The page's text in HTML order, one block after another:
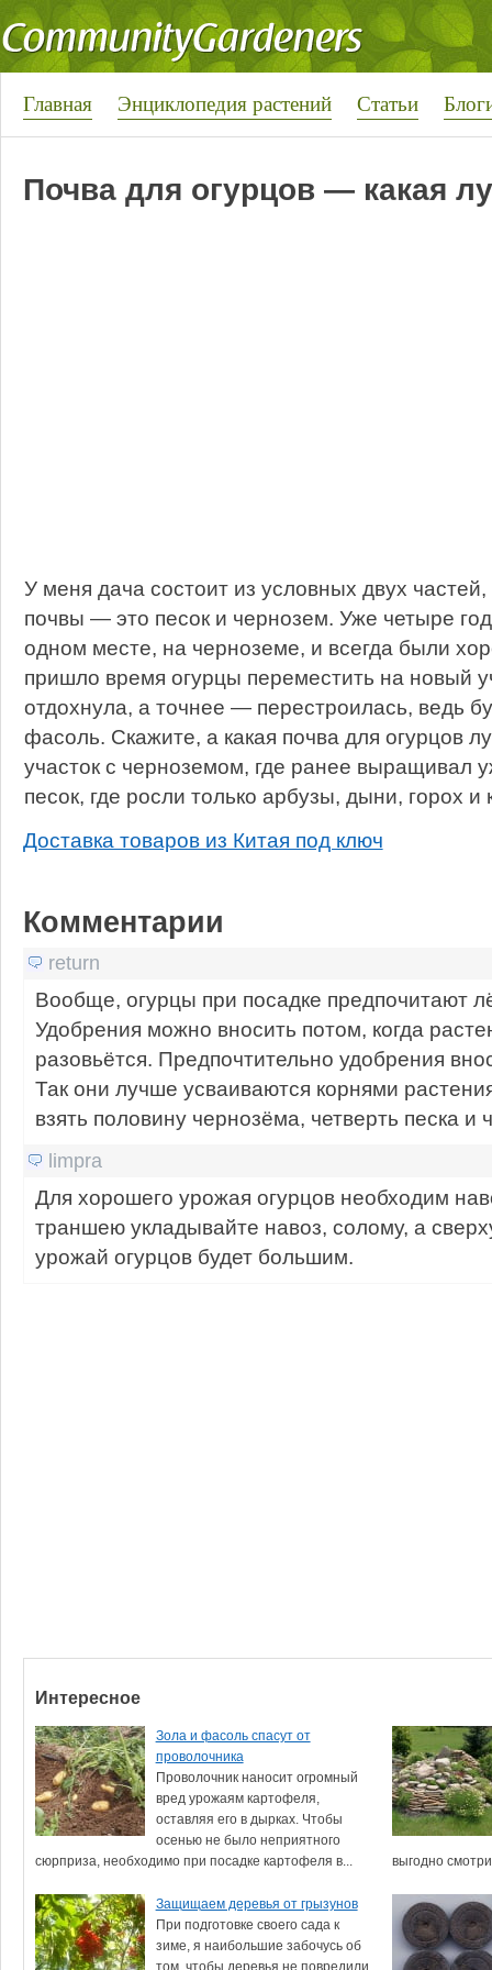
Главная Энциклопедия растений Статьи
Почва для огурцов — какая
У меня дача состоит из условных двух
почвы — это песок и чернозем. Уже четыре
одном месте, на черноземе, и всегда были
пришло время огурцы переместить на новый
отдохнула, а точнее — перестроилась, ведь
фасоль. Скажите, а какая почва для огурцов
участок с черноземом, где ранее выращивал
песок, где росли только арбузы, дыни, горох и
Доставка товаров из Китая под ключ
Комментарии
return
Вообще, огурцы при посадке предпочитают
Удобрения можно вносить потом, когда
разовьётся. Предпочтительно удобрения
Так они лучше усваиваются корнями
взять половину чернозёма, четверть песка и
limpra
Для хорошего урожая огурцов необходим
траншею укладывайте навоз, солому, а
урожай огурцов будет большим.
Интересное
Зола и фасоль спасут от
проволочника
Проволочник наносит огромный
вред урожаям картофеля,
оставляя его в дырках. Чтобы
осенью не было неприятного
сюрприза, необходимо при посадке картофеля в...
выгодно
Защищаем деревья от грызунов
При подготовке своего сада к
зиме, я наибольшие забочусь об
том, чтобы деревья не повредили